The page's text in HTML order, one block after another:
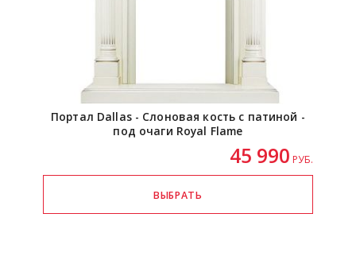
Портал Dallas - Слоновая кость с патиной -
под очаги Royal Flame
45 990 РУБ.